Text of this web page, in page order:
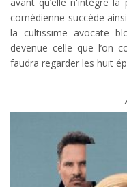
comédienne succède
la cultissime avocate
devenue celle que l’on
faudra regarder les huit